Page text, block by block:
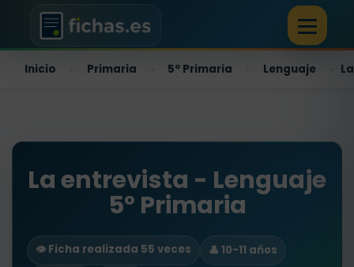
Inicio Primaria 5º Primaria Lenguaje
La entrevista - Lenguaje
5º Primaria
👁️ Ficha realizada 55 veces
👤 10-11 años